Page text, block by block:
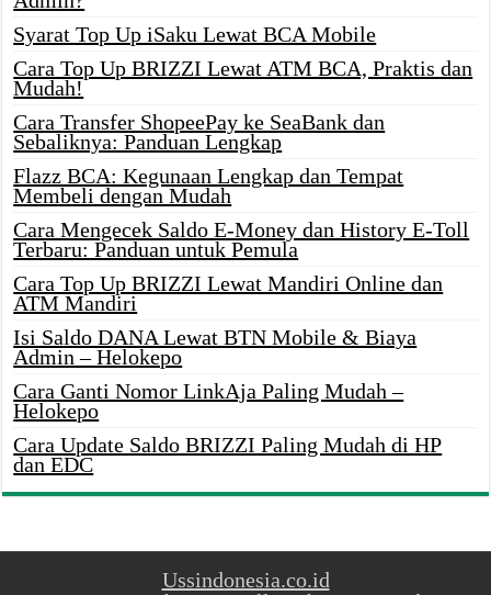
Syarat Top Up iSaku Lewat BCA Mobile
Cara Top Up BRIZZI Lewat ATM BCA, Praktis dan
Mudah!
Cara Transfer ShopeePay ke SeaBank dan
Sebaliknya: Panduan Lengkap
Flazz BCA: Kegunaan Lengkap dan Tempat
Membeli dengan Mudah
Cara Mengecek Saldo E-Money dan History E-Toll
Terbaru: Panduan untuk Pemula
Cara Top Up BRIZZI Lewat Mandiri Online dan
ATM Mandiri
Isi Saldo DANA Lewat BTN Mobile & Biaya
Admin – Helokepo
Cara Ganti Nomor LinkAja Paling Mudah –
Helokepo
Cara Update Saldo BRIZZI Paling Mudah di HP
dan EDC
Ussindonesia.co.id